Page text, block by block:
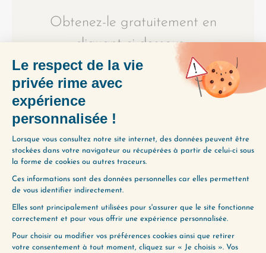
Obtenez-le gratuitement en
cliquant ci-dessous :
JE LE VEUX
LAISSER UN COMMENTAIRE
Votre adresse e-mail ne sera pas
publiée. Les champs obligatoires sont
indiqués avec